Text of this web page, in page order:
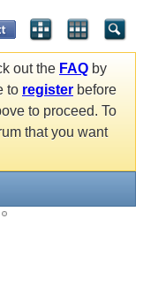
out the FAQ by
to register before
to proceed. To
that you want